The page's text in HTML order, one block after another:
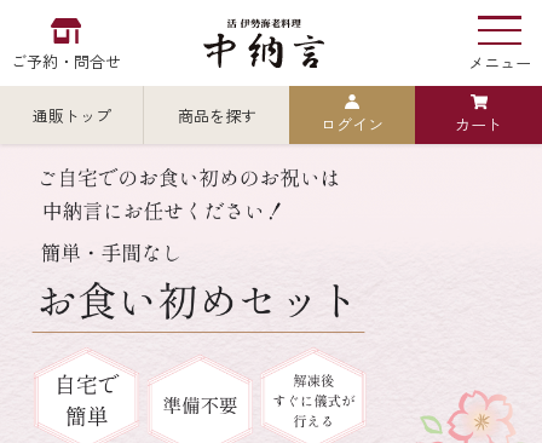
ご予約・問合せ メニュー
中納言のお食い初め
中納言の伊勢海老
用途・シーン
通販トップ 商品を探す
カテゴリから探す
伊勢海老
ログイン カート